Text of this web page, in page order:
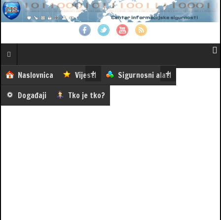
Naslovnica Vijesti
Sigurnosni alati
Događaji
Tko je tko?